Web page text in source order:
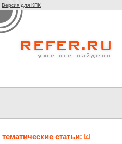
Версия для КПК
тематические статьи: